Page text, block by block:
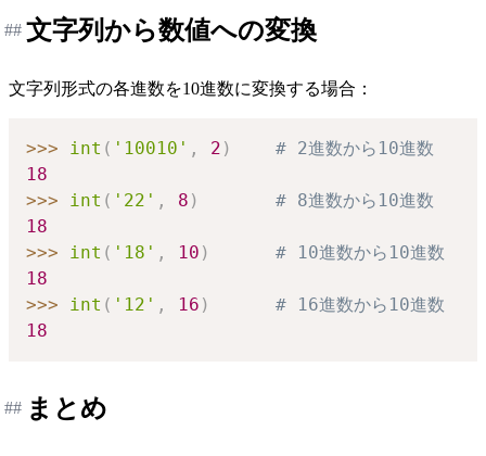
文字列から数値への変換
##
文字列形式の各進数を10進数に変換する場合：
>>> int ( '10010' , 2 )
# 2進数から10進数
18
>>> int ( '22' , 8 )
# 8進数から10進数
18
>>> int ( '18' , 10 )
# 10進数から10進数
18
>>> int ( '12' , 16 )
# 16進数から10進数
18
まとめ
##